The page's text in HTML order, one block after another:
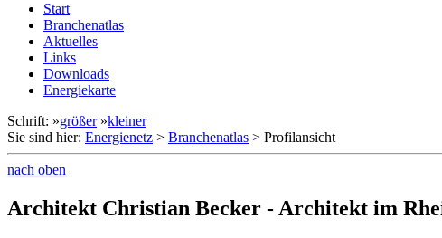
Start
Branchenatlas
Aktuelles
Links
Downloads
Energiekarte
Schrift: »größer»kleiner
Sie sind hier: Energienetz > Branchenatlas > Profilansicht
nach oben
Architekt Christian Becker - Architekt im